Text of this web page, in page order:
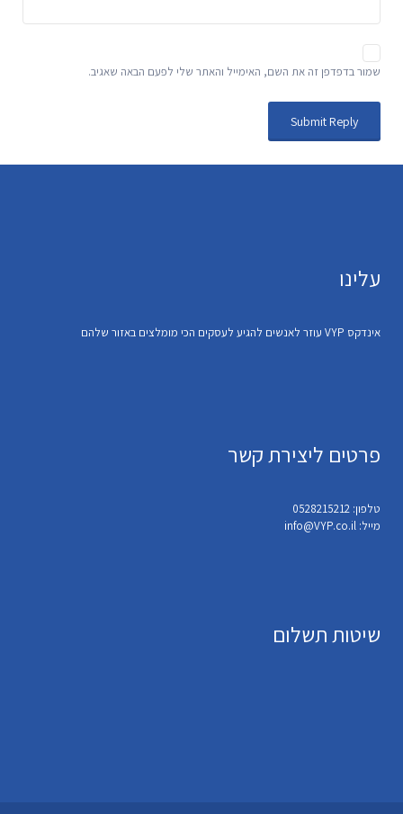
שמור בדפדפן זה את השם, האימייל והאתר שלי לפעם הבאה שאגיב.
עלינו
אינדקס VYP עוזר לאנשים להגיע לעסקים הכי מומלצים באזור שלהם
פרטים ליצירת קשר
טלפון: 0528215212
מייל: info@VYP.co.il
שיטות תשלום